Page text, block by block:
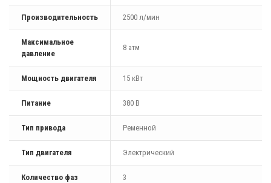
Производительность 2500 л/мин
Максимальное
давление
8 атм
Мощность двигателя 15 кВт
Питание 380 В
Тип привода Ременной
Тип двигателя Электрический
Количество фаз 3